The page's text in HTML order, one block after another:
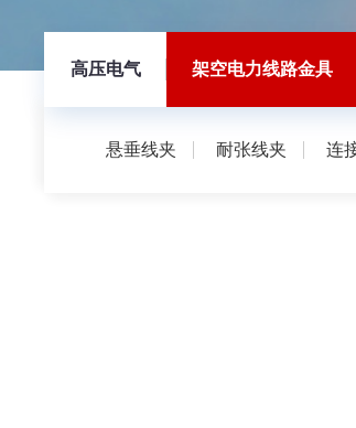
高压电气 架空电力线路金具
悬垂线夹 耐张线夹 连